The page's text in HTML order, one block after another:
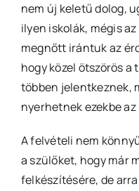
nem új keletű dolog,
ilyen iskolák, mégis
megnőtt irántuk az
hogy közel ötszörös
többen jelentkeznek,
nyerhetnek ezekbe
A felvételi nem
a szülőket, hogy már
felkészítésére, de